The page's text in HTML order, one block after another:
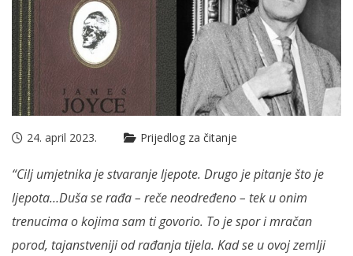
24. april 2023. Prijedlog za čitanje
“Cilj umjetnika je stvaranje ljepote. Drugo je pitanje što je
ljepota…Duša se rađa – reče neodređeno – tek u onim
trenucima o kojima sam ti govorio. To je spor i mračan
porod, tajanstveniji od rađanja tijela. Kad se u ovoj zemlji